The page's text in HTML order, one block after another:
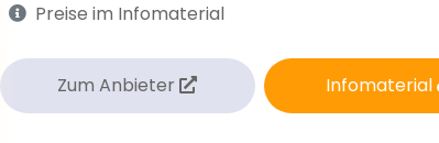
Preise im Infomaterial
Zum Anbieter Infomaterial